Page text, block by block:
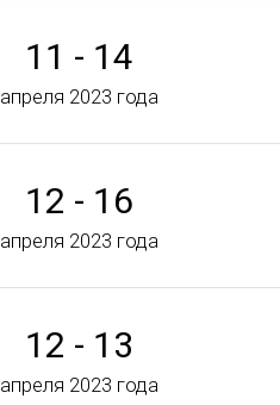
11 - 14
апреля 2023 года
12 - 16
апреля 2023 года
12 - 13
апреля 2023 года